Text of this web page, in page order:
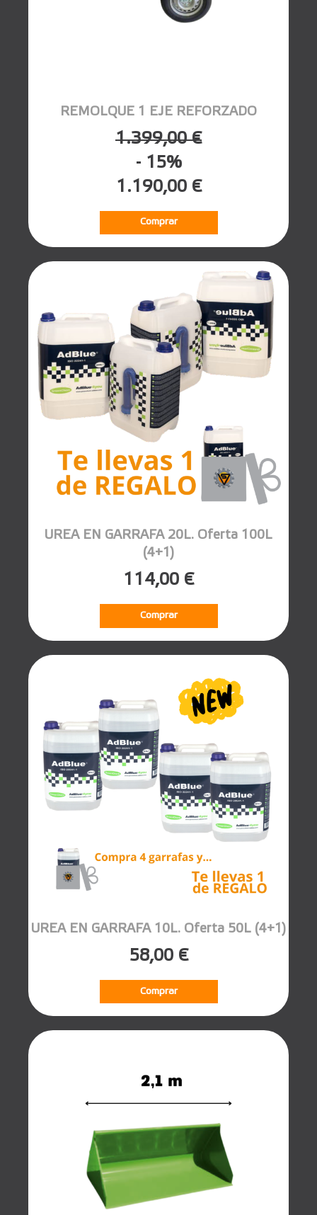
REMOLQUE 1 EJE REFORZADO
1.399,00 €
- 15%
1.190,00 €
Comprar
UREA EN GARRAFA 20L. Oferta 100L
(4+1)
114,00 €
Comprar
UREA EN GARRAFA 10L. Oferta 50L (4+1)
58,00 €
Comprar